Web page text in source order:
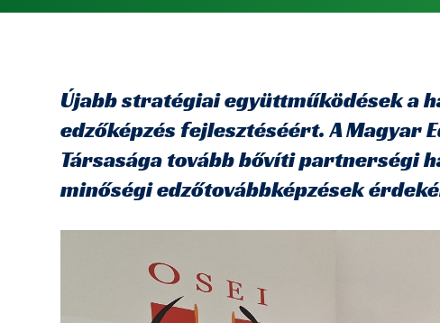
Újabb stratégiai együttműködések a
edzőképzés fejlesztéséért. A Magyar
Társasága tovább bővíti partnerségi
minőségi edzőtovábbképzések